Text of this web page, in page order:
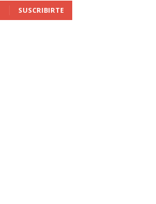
SUSCRIBIRTE